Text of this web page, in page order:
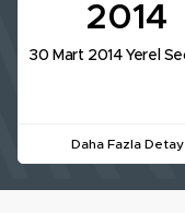
2014
30 Mart 2014 Yerel
Daha Fazla Detay